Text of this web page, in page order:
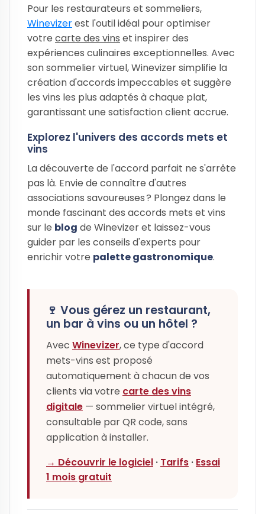
Pour les restaurateurs et sommeliers,
Winevizerest l'outil idéal pour optimiser
votre carte des vins et inspirer des
expériences culinaires exceptionnelles. Avec
son sommelier virtuel, Winevizer simplifie la
création d'accords impeccables et suggère
les vins les plus adaptés à chaque plat,
garantissant une satisfaction client accrue.
Explorez l'univers des accords mets et
vins
La découverte de l'accord parfait ne s'arrête
pas là. Envie de connaître d'autres
associations savoureuses ? Plongez dans le
monde fascinant des accords mets et vins
sur le blog de Winevizer et laissez-vous
guider par les conseils d'experts pour
enrichir votre palette gastronomique.
🍷 Vous gérez un restaurant,
un bar à vins ou un hôtel ?
Avec Winevizer, ce type d'accord
mets-vins est proposé
automatiquement à chacun de vos
clients via votre carte des vins
digitale — sommelier virtuel intégré,
consultable par QR code, sans
application à installer.
→ Découvrir le logiciel · Tarifs · Essai
1 mois gratuit